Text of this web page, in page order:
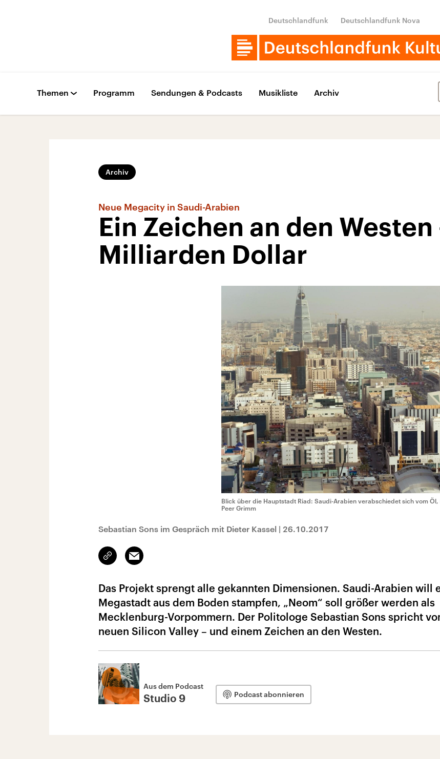
Deutschlandfunk Deutschlandfunk Nova
Themen Programm Sendungen & Podcasts Musikliste Archiv
Archiv
Neue Megacity in Saudi-Arabien
Ein Zeichen an den
Milliarden Dollar
Blick über die Hauptstadt Riad: Saudi-Arabien verabschiedet sich vom
Peer Grimm
Sebastian Sons im Gespräch mit Dieter Kassel | 26.10.2017
Link
kopieren/teilen
Email
Das Projekt sprengt alle gekannten Dimensionen. Saudi-Arabien will
Megastadt aus dem Boden stampfen, „Neom“ soll größer werden als
Mecklenburg-Vorpommern. Der Politologe Sebastian Sons spricht
neuen Silicon Valley – und einem Zeichen an den Westen.
Aus dem Podcast
Studio 9 Podcast abonnieren